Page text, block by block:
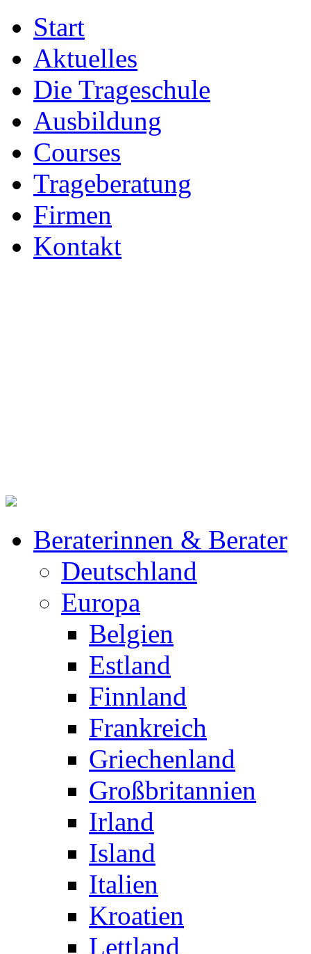
Start
Aktuelles
Die Trageschule
Ausbildung
Courses
Trageberatung
Firmen
Kontakt
Beraterinnen & Berater
Deutschland
Europa
Belgien
Estland
Finnland
Frankreich
Griechenland
Großbritannien
Irland
Island
Italien
Kroatien
Lettland